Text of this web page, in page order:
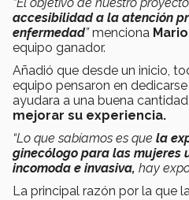
accesibilidad a la atención
enfermedad”menciona
equipo ganador.
Añadió que desde un inicio,
equipo pensaron en
ayudara a una buena
mejorar su experiencia.
“Lo que sabíamos es que la
ginecólogo para las mujeres
incomoda e invasiva, hay
La principal razón por la que